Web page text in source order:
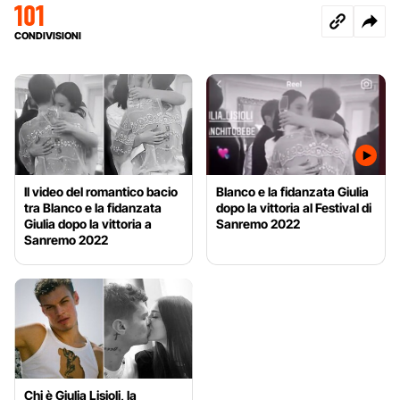
101
CONDIVISIONI
Il video del romantico bacio
tra Blanco e la fidanzata
Giulia dopo la vittoria a
Sanremo 2022
Blanco e la fidanzata Giulia
dopo la vittoria al Festival di
Sanremo 2022
Chi è Giulia Lisioli, la